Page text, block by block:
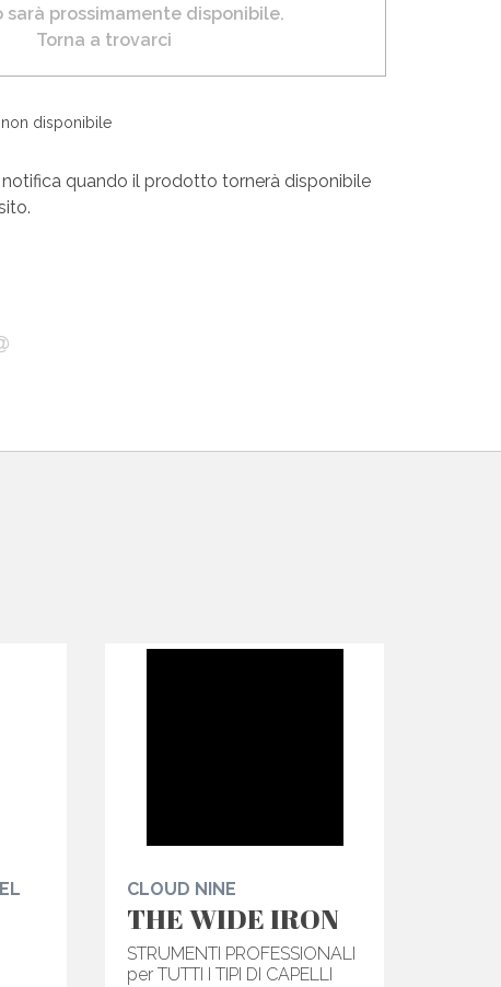
sarà prossimamente disponibile.
Torna a trovarci
non disponibile
notifica quando il prodotto tornerà disponibile
CLOUD NINE
THE WIDE IRON
STRUMENTI PROFESSIONALI
per TUTTI I TIPI DI CAPELLI